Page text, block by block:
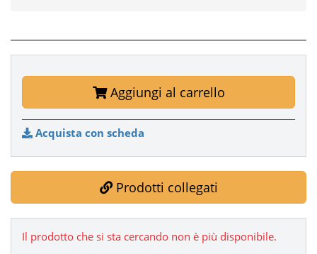
Aggiungi al carrello
Acquista con scheda
Prodotti collegati
Il prodotto che si sta cercando non è più disponibile.